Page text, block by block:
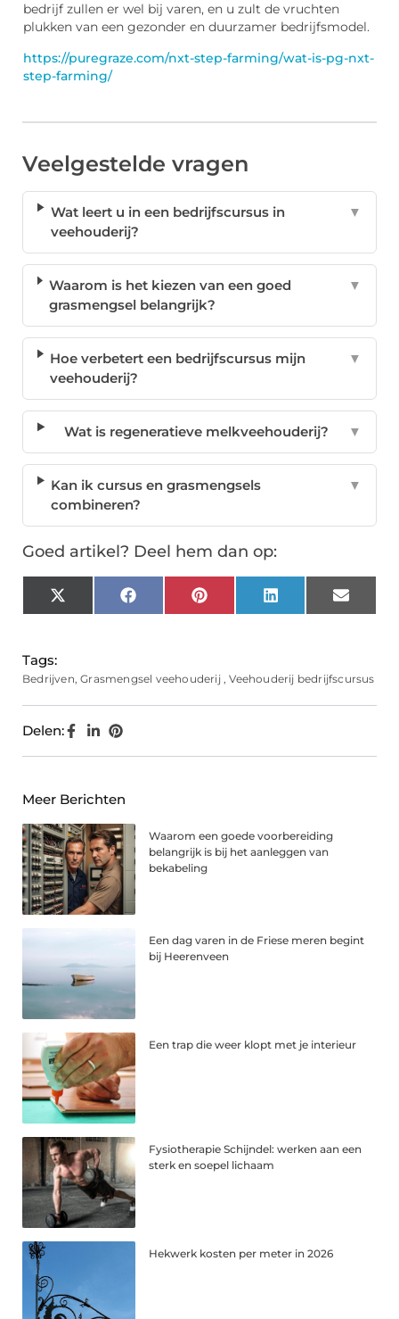
bedrijf zullen er wel bij varen, en u zult de vruchten
plukken van een gezonder en duurzamer bedrijfsmodel.
https://puregraze.com/nxt-step-farming/wat-is-pg-nxt-
step-farming/
Veelgestelde vragen
Wat leert u in een bedrijfscursus in
veehouderij?
▼
Waarom is het kiezen van een goed
grasmengsel belangrijk?
▼
Hoe verbetert een bedrijfscursus mijn
veehouderij?
▼
Wat is regeneratieve melkveehouderij? ▼
Kan ik cursus en grasmengsels
combineren?
▼
Goed artikel? Deel hem dan op:
X
(Twitter)
FacebookPinterest LinkedIn Email
Tags:
Bedrijven,Grasmengsel veehouderij,Veehouderij bedrijfscursus
Delen:
Meer Berichten
Waarom een goede voorbereiding
belangrijk is bij het aanleggen van
bekabeling
Een dag varen in de Friese meren begint
bij Heerenveen
Een trap die weer klopt met je interieur
Fysiotherapie Schijndel: werken aan een
sterk en soepel lichaam
Hekwerk kosten per meter in 2026